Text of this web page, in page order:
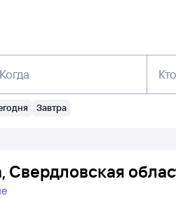
Когда
Завтра